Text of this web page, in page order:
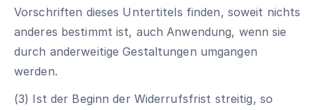
Vorschriften dieses Untertitels finden, soweit nichts
anderes bestimmt ist, auch Anwendung, wenn sie
durch anderweitige Gestaltungen umgangen
werden.
(3) Ist der Beginn der Widerrufsfrist streitig, so